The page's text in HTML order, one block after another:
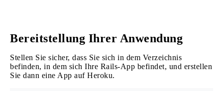
Bereitstellung Ihrer Anwendung
Stellen Sie sicher, dass Sie sich in dem Verzeichnis
befinden, in dem sich Ihre Rails-App befindet, und erstellen
Sie dann eine App auf Heroku.